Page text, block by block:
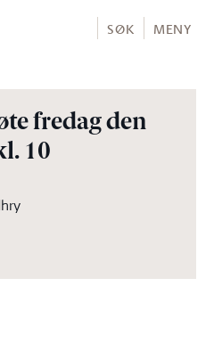
SØK MENY
fredag den
10